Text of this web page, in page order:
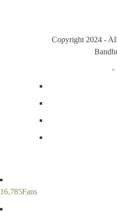
Copyright 2024 -
-
16,785Fans